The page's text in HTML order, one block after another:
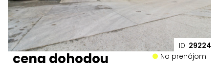
ID: 29224
cena dohodou Na prenájom